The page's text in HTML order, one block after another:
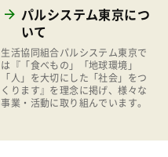
パルシステム東京につ
いて
生活協同組合パルシステム東京で
は『「食べもの」「地球環境」
「人」を大切にした「社会」をつ
くります』を理念に掲げ、様々な
事業・活動に取り組んでいます。